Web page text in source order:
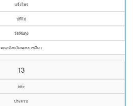
แจ้งไพร
ปทีโป
วัดพันดุง
คณะจังหวัดนครราชสีมา
13
พระ
ประจวบ